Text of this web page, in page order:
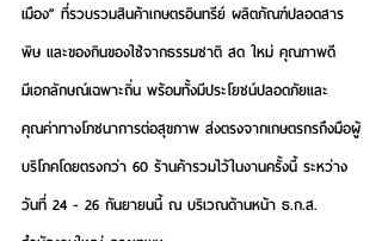
เมือง” ที่รวบรวมสินค้าเกษตรอินทรีย์ ผลิตภัณฑ์ปลอดสาร
พิษ และของกินของใช้จากธรรมชาติ สด ใหม่ คุณภาพดี
มีเอกลักษณ์เฉพาะถิ่น พร้อมทั้งมีประโยชน์ปลอดภัยและ
คุณค่าทางโภชนาการต่อสุขภาพ ส่งตรงจากเกษตรกรถึงมือผู้
บริโภคโดยตรงกว่า 60 ร้านค้ารวมไว้ในงานครั้งนี้ ระหว่าง
วันที่ 24 - 26 กันยายนนี้ ณ บริเวณด้านหน้า ธ.ก.ส.